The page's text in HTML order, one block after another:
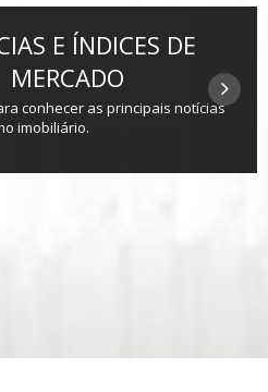
E ÍNDICES DE
MERCADO
conhecer as principais notícias
imobiliário.